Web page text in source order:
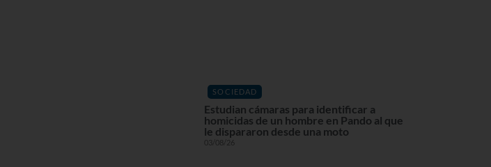
SOCIEDAD
Estudian cámaras para identificar a
homicidas de un hombre en Pando al que
le dispararon desde una moto
03/08/26